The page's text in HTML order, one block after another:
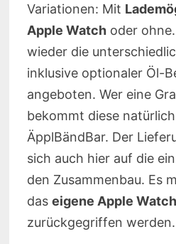
Variationen: Mit
Apple Watchoder
wieder die
inklusive optionaler Öl-
angeboten. Wer eine
bekommt diese
ÄpplBändBar. Der
sich auch hier auf die
den Zusammenbau. Es
das eigene Apple
zurückgegriffen werden.